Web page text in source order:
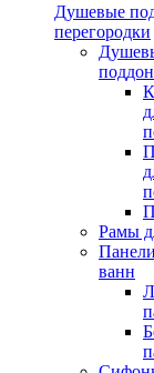
Душевые
перегородки
Рамы
ванн